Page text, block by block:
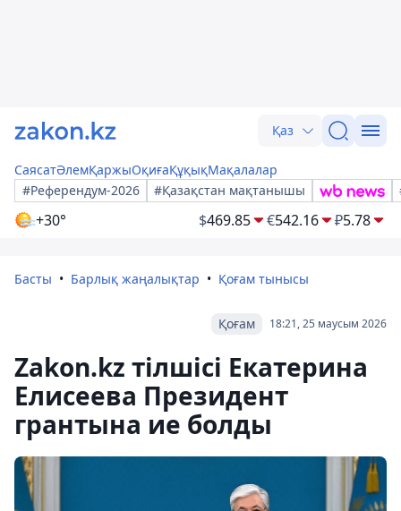
Қаз
СаясатӘлемҚаржыОқиғаҚұқықМақалалар
#Референдум-2026
#Қазақстан мақтанышы
+30° $469.85 €542.16 ₽5.78
Басты Барлық жаңалықтар Қоғам тынысы
18:21, 25 маусым 2026
Қоғам
Zakon.kz тілшісі Екатерина
Елисеева Президент
грантына ие болды